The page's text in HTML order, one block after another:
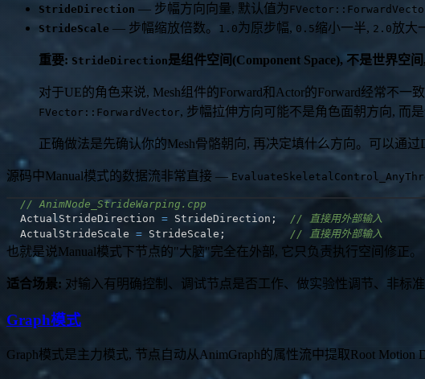
StrideDirection — 步幅方向向量, 默认值为
StrideScale — 步幅缩放倍数。 1.0为原步幅, 0.5缩小一半, 2.0放大
重要: StrideDirection是组件空间(Component Space), 不是世界空
对于UE的角色来说, Mesh组件的Forward和Actor的Forward经常不一
FVector::ForwardVector, 步幅拉伸方向可能不是角色面朝方向, 而
正确做法是先确认你的Mesh骨骼朝向, 再决定填什么方向。可以通过
源码中Manual模式的数据流非常直接 —
// AnimNode_StrideWarping.cpp
ActualStrideDirection = StrideDirection ;
// 直接用外部输入
ActualStrideScale = StrideScale ; // 直接用外部输入
也就是说Manual模式下节点的"大脑"完全在外部, 它只负责执行空间修正。
适合场景: 对输入有明确控制、调试节点是否工作、做实验性调节、非标
Graph模式
Graph模式是主力模式, 节点自动从AnimGraph的属性流中提取Root Motion